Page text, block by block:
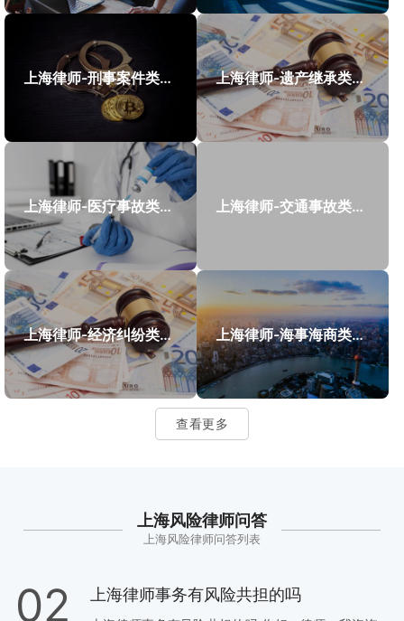
上海律师-刑事案件类案例 上海律师-遗产继承类案件案例
上海律师-医疗事故类案件案例 上海律师-交通事故类案件案例
上海律师-经济纠纷类案件案例 上海律师-海事海商类案件案例
查看更多
上海风险律师问答
上海风险律师问答列表
02 上海律师事务有风险共担的吗